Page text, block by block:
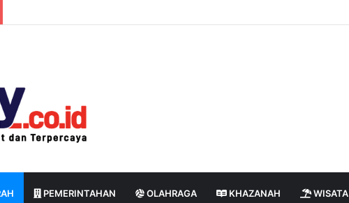
PEMERINTAHAN OLAHRAGA KHAZANAH WISATA